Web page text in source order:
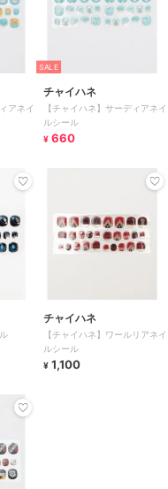
アネイ
SALE
チャイハネ
【チャイハネ】サーディアネイ
ルシール
¥ 660
チャイハネ
【チャイハネ】ワールリアネイ
ルシール
¥ 1,100